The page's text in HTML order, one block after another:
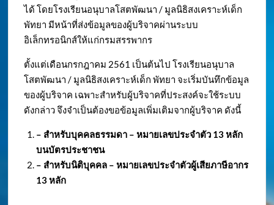
ได้ โดยโรงเรียนอนุบาลโสตพัฒนา / มูลนิธิสงเคราะห์เด็ก
พัทยา มีหน้าที่ส่งข้อมูลของผู้บริจาคผ่านระบบ
อิเล็กทรอนิกส์ให้แก่กรมสรรพากร
ตั้งแต่เดือนกรกฎาคม 2561 เป็นต้นไป โรงเรียนอนุบาล
โสตพัฒนา / มูลนิธิสงเคราะห์เด็ก พัทยา จะเริ่มบันทึกข้อมูล
ของผู้บริจาค เฉพาะสำหรับผู้บริจาคที่ประสงค์จะใช้ระบบ
ดังกล่าว จึงจำเป็นต้องขอข้อมูลเพิ่มเติมจากผู้บริจาค ดังนี้
– สำหรับบุคคลธรรมดา – หมายเลขประจำตัว 13 หลัก
บนบัตรประชาชน
– สำหรับนิติบุคคล – หมายเลขประจำตัวผู้เสียภาษีอากร
13 หลัก